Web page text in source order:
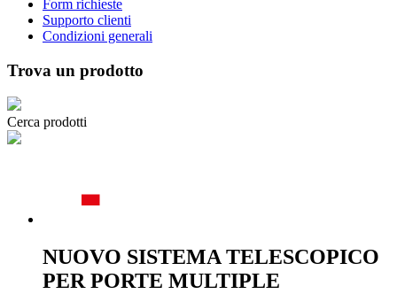
Form richieste
Supporto clienti
Condizioni generali
Trova un prodotto
Cerca prodotti
NUOVO SISTEMA TELESCOPICO
PER PORTE MULTIPLE